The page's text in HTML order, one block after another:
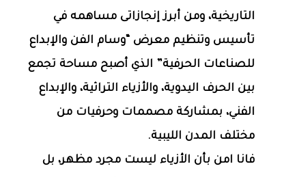
التاريخية، ومن أبرز إنجازاتى مساهمه في
تأسيس وتنظيم معرض “وسام الفن والإبداع
للصناعات الحرفية” الذي أصبح مساحة تجمع
بين الحرف اليدوية، والأزياء التراثية، والإبداع
الفني، بمشاركة مصممات وحرفيات من
مختلف المدن الليبية.
فانا امن بأن الأزياء ليست مجرد مظهر، بل